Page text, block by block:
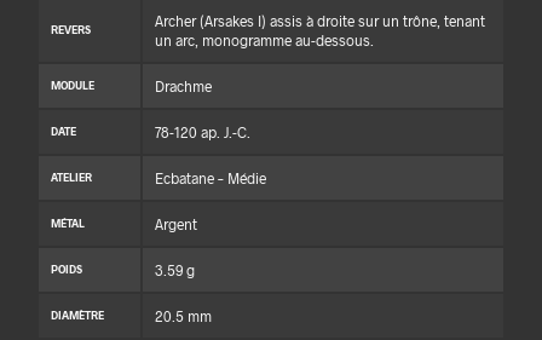
REVERS
Archer (Arsakes I) assis à droite sur un trône, tenant
un arc, monogramme au-dessous.
MODULE Drachme
DATE 78-120 ap. J.-C.
ATELIER Ecbatane – Médie
MÉTAL Argent
POIDS 3.59 g
DIAMÈTRE 20.5 mm